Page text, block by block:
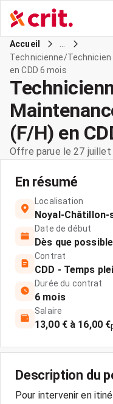
Accueil
Technicienne/
en CDD 6 mois
(F/H) en
Offre parue le 27 juillet
En résumé
Localisation
Noyal-Châtillon-
Date de début
Dès que possible
Contrat
CDD - Temps
Durée du contrat
6 mois
Salaire
13,00 € à 16,00 €
Description du
Pour intervenir en